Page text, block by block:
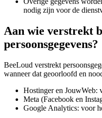
nodig zijn voor de
Aan wie verstrekt
persoonsgegevens?
BeeLoud verstrekt
wanneer dat geoorloofd en
Hostinger en JouwWeb:
Meta (Facebook en
Google Analytics: voor